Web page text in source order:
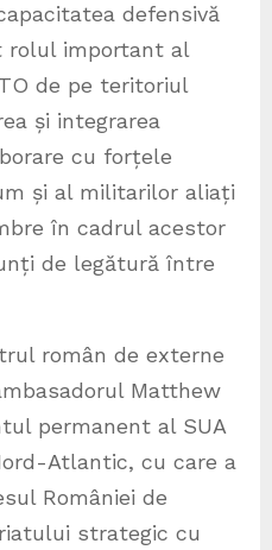
defensivă
rolul important al
de pe teritoriul
și integrarea
cu forțele
și al militarilor aliați
în cadrul acestor
de legătură între
român de externe
Matthew
permanent al SUA
Atlantic, cu care a
României de
strategic cu